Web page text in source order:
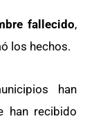
fallecido,
los hechos.
han
han recibido